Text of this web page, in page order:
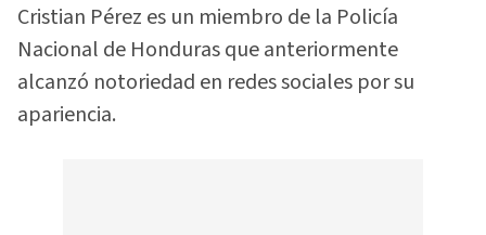
Cristian Pérez es un miembro de la Policía
Nacional de Honduras que anteriormente
alcanzó notoriedad en redes sociales por su
apariencia.